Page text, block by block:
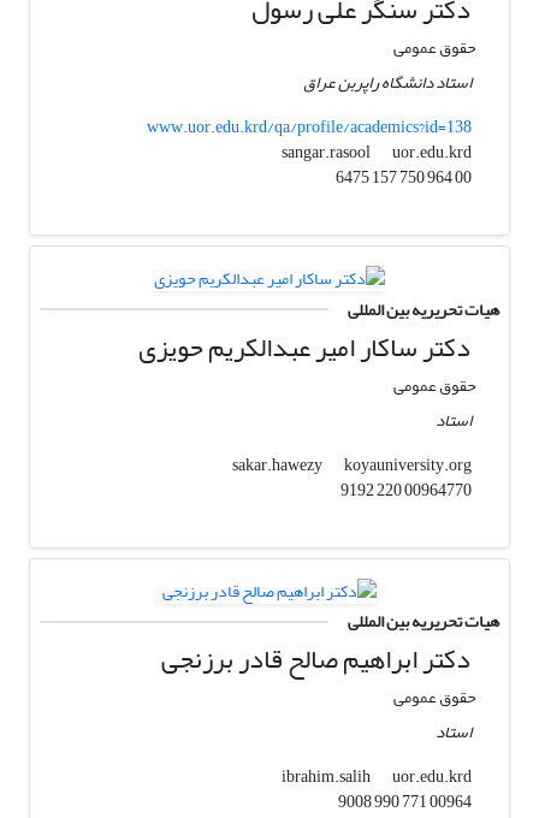
دکتر سنگر علی رسول
حقوق عمومی
استاد دانشگاه راپربن عراق
www.uor.edu.krd/qa/profile/academics?id=138
sangar.rasool
uor.edu.krd
00 964 750 157 6475
هیات تحریریه بین المللی
دکتر ساکار امیر عبدالکریم حویزی
حقوق عمومی
استاد
sakar.hawezy
koyauniversity.org
00964770 220 9192
هیات تحریریه بین المللی
دکتر ابراهیم صالح قادر برزنجی
حقوق عمومی
استاد
ibrahim.salih
uor.edu.krd
00964 771 990 9008